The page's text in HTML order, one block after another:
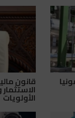
الأولويات